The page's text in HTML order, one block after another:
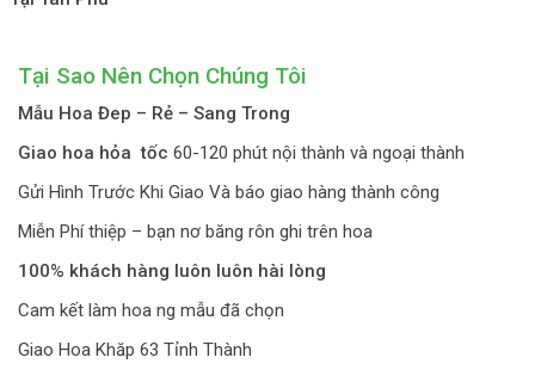
Tại Sao Nên Chọn Chúng Tôi
Mẫu Hoa Đep – Rẻ – Sang Trong
Giao hoa hỏa tốc 60-120 phút nội thành và ngoại thành
Gửi Hình Trước Khi Giao Và báo giao hàng thành công
Miễn Phí thiệp – bạn nơ băng rôn ghi trên hoa
100% khách hàng luôn luôn hài lòng
Cam kết làm hoa ng mẫu đã chọn
Giao Hoa Khăp 63 Tỉnh Thành